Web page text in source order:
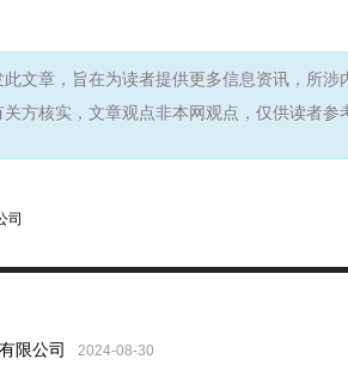
文章，旨在为读者提供更多信息资讯，所
方核实，文章观点非本网观点，仅供读者参
司
限公司 2024-08-30